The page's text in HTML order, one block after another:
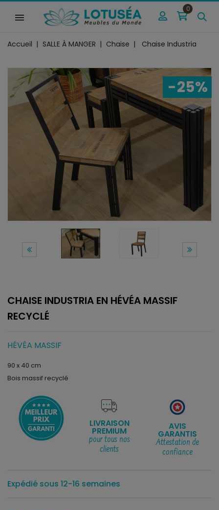
0
Accueil SALLE À MANGER Chaise Chaise Industria
-25%
CHAISE INDUSTRIA EN HÉVÉA MASSIF
RECYCLÉ
HÉVÉA MASSIF
90 x 40 cm
Bois massif recyclé
LIVRAISON
PREMIUM
pour tous nos
clients
AVIS
GARANTIS
Attestation de
confiance
Expédié sous 12-16 semaines